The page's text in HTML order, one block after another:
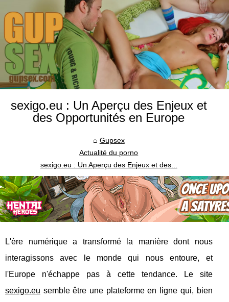
sexigo.eu : Un Aperçu des Enjeux et
des Opportunités en Europe
Gupsex
Actualité du porno
sexigo.eu : Un Aperçu des Enjeux et des...
L'ère numérique a transformé la manière dont nous
interagissons avec le monde qui nous entoure, et
l'Europe n'échappe pas à cette tendance. Le site
sexigo.eu semble être une plateforme en ligne qui, bien